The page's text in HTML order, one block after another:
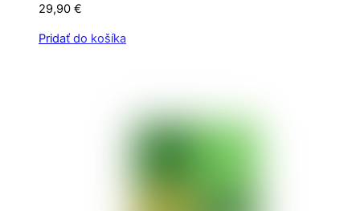
29,90 €
Pridať do košíka